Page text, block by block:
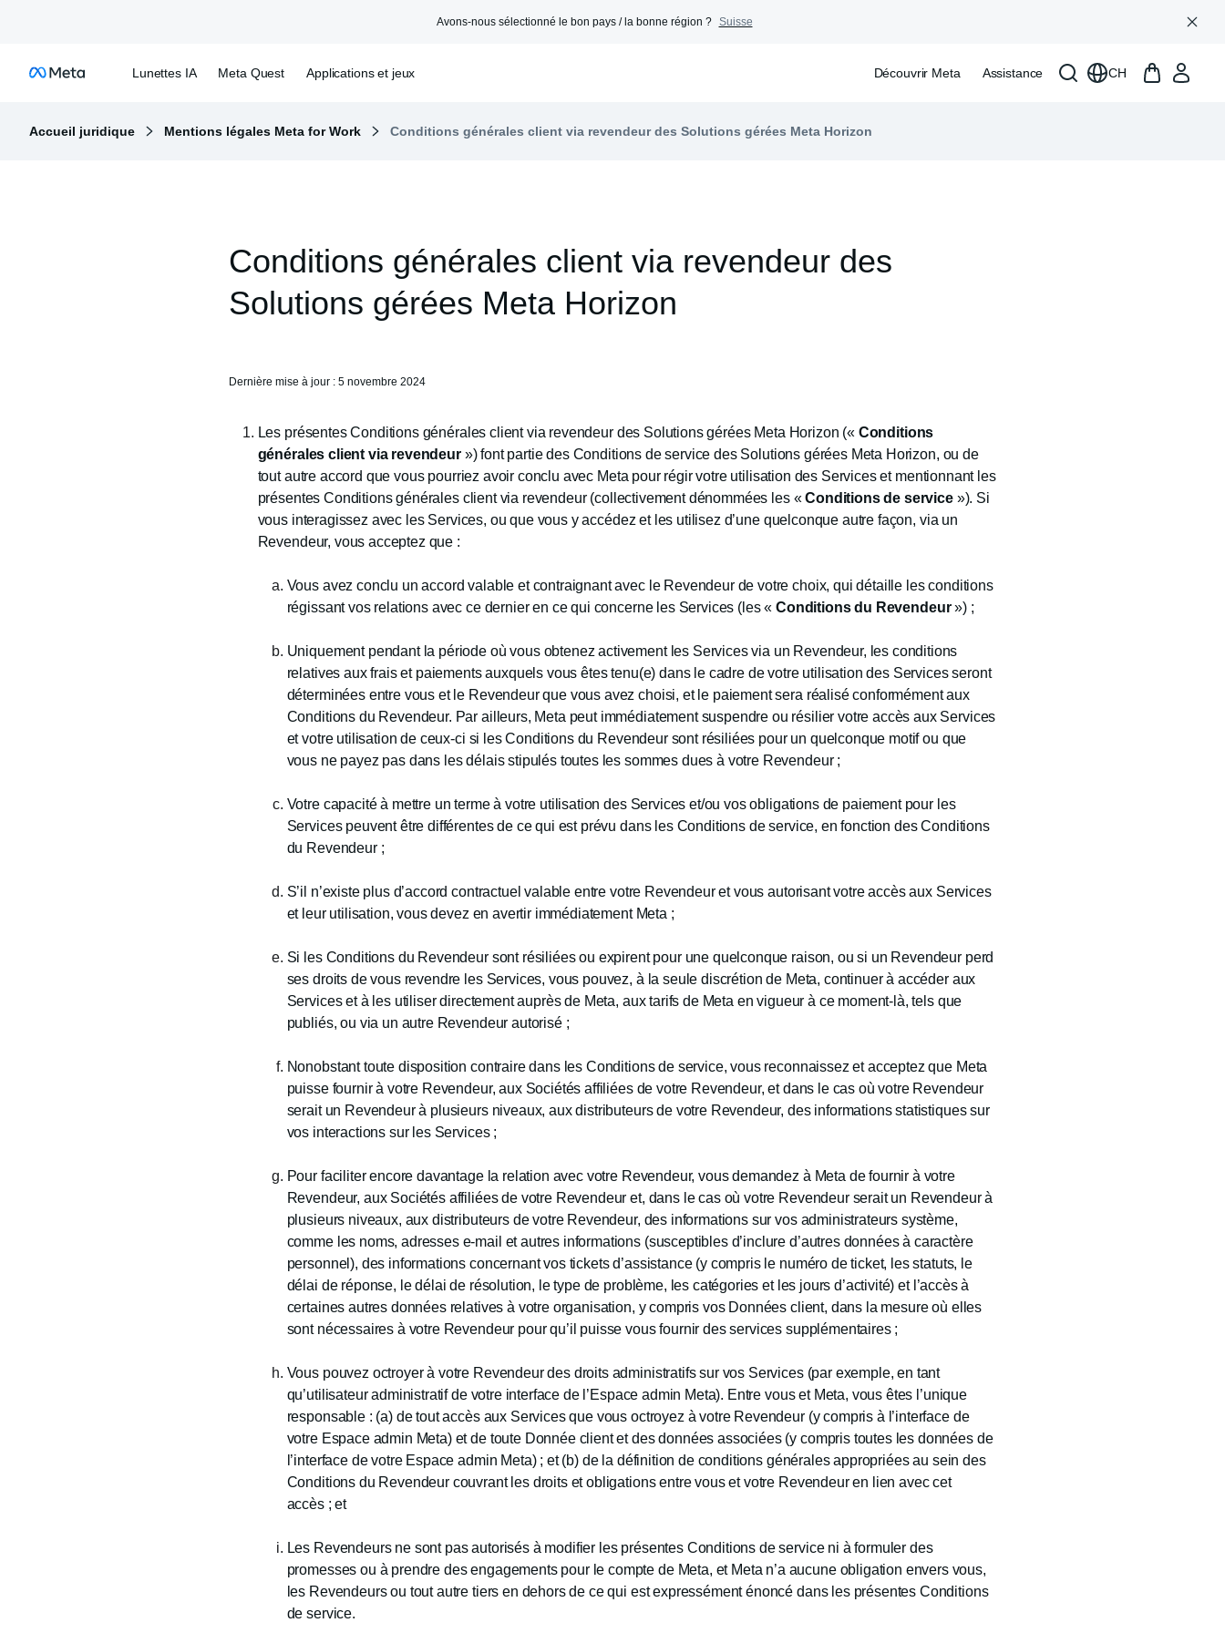
Avons-nous sélectionné le bon pays / la bonne région ? Suisse
Lunettes IA Meta Quest Applications et jeux Découvrir Meta Assistance CH
Accueil juridique Mentions légales Meta for Work Conditions générales client via revendeur des Solutions gérées Meta Horizon
Conditions générales client via revendeur des
Solutions gérées Meta Horizon
Dernière mise à jour : 5 novembre 2024
Les présentes Conditions générales client via revendeur des Solutions gérées Meta Horizon (« Conditions
générales client via revendeur») font partie des Conditions de service des Solutions gérées Meta Horizon, ou de
tout autre accord que vous pourriez avoir conclu avec Meta pour régir votre utilisation des Services et mentionnant les
présentes Conditions générales client via revendeur (collectivement dénommées les «Conditions de service»). Si
vous interagissez avec les Services, ou que vous y accédez et les utilisez d’une quelconque autre façon, via un
Revendeur, vous acceptez que :
Vous avez conclu un accord valable et contraignant avec le Revendeur de votre choix, qui détaille les conditions
régissant vos relations avec ce dernier en ce qui concerne les Services (les «Conditions du Revendeur») ;
Uniquement pendant la période où vous obtenez activement les Services via un Revendeur, les conditions
relatives aux frais et paiements auxquels vous êtes tenu(e) dans le cadre de votre utilisation des Services seront
déterminées entre vous et le Revendeur que vous avez choisi, et le paiement sera réalisé conformément aux
Conditions du Revendeur. Par ailleurs, Meta peut immédiatement suspendre ou résilier votre accès aux Services
et votre utilisation de ceux-ci si les Conditions du Revendeur sont résiliées pour un quelconque motif ou que
vous ne payez pas dans les délais stipulés toutes les sommes dues à votre Revendeur ;
Votre capacité à mettre un terme à votre utilisation des Services et/ou vos obligations de paiement pour les
Services peuvent être différentes de ce qui est prévu dans les Conditions de service, en fonction des Conditions
du Revendeur ;
S’il n’existe plus d’accord contractuel valable entre votre Revendeur et vous autorisant votre accès aux Services
et leur utilisation, vous devez en avertir immédiatement Meta ;
Si les Conditions du Revendeur sont résiliées ou expirent pour une quelconque raison, ou si un Revendeur perd
ses droits de vous revendre les Services, vous pouvez, à la seule discrétion de Meta, continuer à accéder aux
Services et à les utiliser directement auprès de Meta, aux tarifs de Meta en vigueur à ce moment-là, tels que
publiés, ou via un autre Revendeur autorisé ;
Nonobstant toute disposition contraire dans les Conditions de service, vous reconnaissez et acceptez que Meta
puisse fournir à votre Revendeur, aux Sociétés affiliées de votre Revendeur, et dans le cas où votre Revendeur
serait un Revendeur à plusieurs niveaux, aux distributeurs de votre Revendeur, des informations statistiques sur
vos interactions sur les Services ;
Pour faciliter encore davantage la relation avec votre Revendeur, vous demandez à Meta de fournir à votre
Revendeur, aux Sociétés affiliées de votre Revendeur et, dans le cas où votre Revendeur serait un Revendeur à
plusieurs niveaux, aux distributeurs de votre Revendeur, des informations sur vos administrateurs système,
comme les noms, adresses e-mail et autres informations (susceptibles d’inclure d’autres données à caractère
personnel), des informations concernant vos tickets d’assistance (y compris le numéro de ticket, les statuts, le
délai de réponse, le délai de résolution, le type de problème, les catégories et les jours d’activité) et l’accès à
certaines autres données relatives à votre organisation, y compris vos Données client, dans la mesure où elles
sont nécessaires à votre Revendeur pour qu’il puisse vous fournir des services supplémentaires ;
Vous pouvez octroyer à votre Revendeur des droits administratifs sur vos Services (par exemple, en tant
qu’utilisateur administratif de votre interface de l’Espace admin Meta). Entre vous et Meta, vous êtes l’unique
responsable : (a) de tout accès aux Services que vous octroyez à votre Revendeur (y compris à l’interface de
votre Espace admin Meta) et de toute Donnée client et des données associées (y compris toutes les données de
l’interface de votre Espace admin Meta) ; et (b) de la définition de conditions générales appropriées au sein des
Conditions du Revendeur couvrant les droits et obligations entre vous et votre Revendeur en lien avec cet
accès ; et
Les Revendeurs ne sont pas autorisés à modifier les présentes Conditions de service ni à formuler des
promesses ou à prendre des engagements pour le compte de Meta, et Meta n’a aucune obligation envers vous,
les Revendeurs ou tout autre tiers en dehors de ce qui est expressément énoncé dans les présentes Conditions
de service.